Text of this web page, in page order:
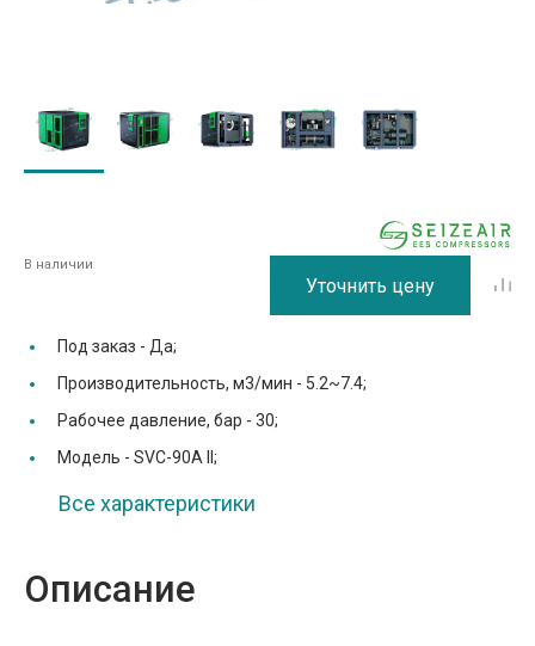
В наличии
Уточнить цену
Под заказ - Да;
Производительность, м3/мин - 5.2~7.4;
Рабочее давление, бар - 30;
Модель - SVC-90A II;
Все характеристики
Описание